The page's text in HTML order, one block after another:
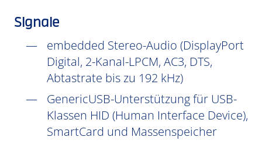
Signale
embedded Stereo-Audio (DisplayPort
Digital, 2-Kanal-LPCM, AC3, DTS,
Abtastrate bis zu 192 kHz)
GenericUSB-Unterstützung für USB-
Klassen HID (Human Interface Device),
SmartCard und Massenspeicher